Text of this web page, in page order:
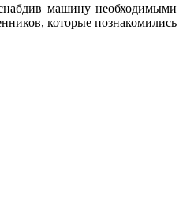
машину необходимыми
которые познакомились